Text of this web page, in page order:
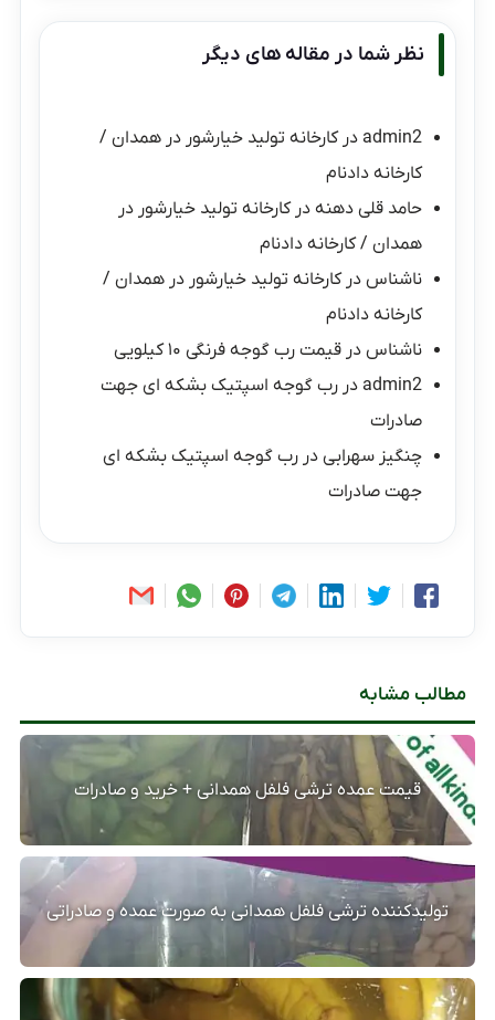
نظر شما در مقاله های دیگر
admin2 درکارخانه تولید خیارشور در همدان /
کارخانه دادنام
حامد قلی دهنه درکارخانه تولید خیارشور در
همدان / کارخانه دادنام
ناشناس درکارخانه تولید خیارشور در همدان /
کارخانه دادنام
ناشناس درقیمت رب گوجه فرنگی ۱۰ کیلویی
admin2 دررب گوجه اسپتیک بشکه ای جهت
صادرات
چنگیز سهرابی دررب گوجه اسپتیک بشکه ای
جهت صادرات
مطالب مشابه
قیمت عمده ترشی فلفل همدانی + خرید و صادرات
تولیدکننده ترشی فلفل همدانی به صورت عمده و صادراتی